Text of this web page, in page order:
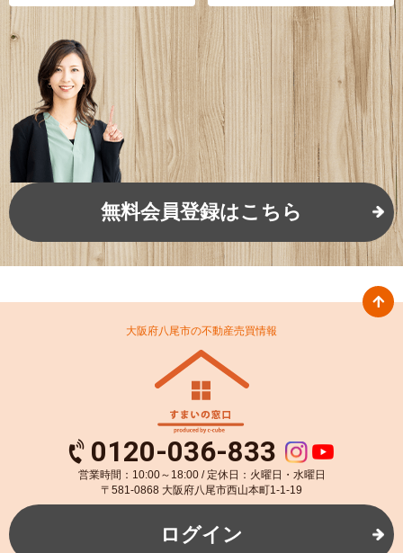
無料会員登録はこちら
大阪府八尾市の不動産売買情報
0120-036-833
営業時間：10:00～18:00 / 定休日：火曜日・水曜日
〒581-0868 大阪府八尾市西山本町1-1-19
ログイン